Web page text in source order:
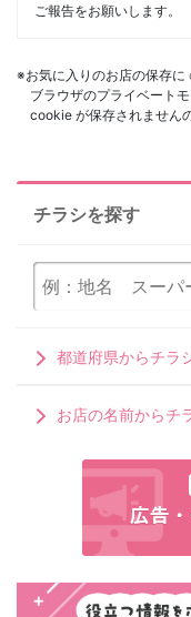
ご報告をお願いします。
※お気に入りのお店の保存に
ブラウザのプライベート
cookie が保存されません
チラシを探す
都道府県からチラ
お店の名前からチ